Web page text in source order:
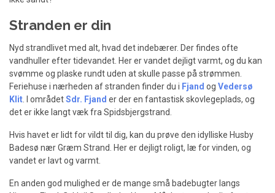
Stranden er din
Nyd strandlivet med alt, hvad det indebærer. Der findes ofte
vandhuller efter tidevandet. Her er vandet dejligt varmt, og du kan
svømme og plaske rundt uden at skulle passe på strømmen.
Feriehuse i nærheden af stranden finder du i Fjand og Vedersø
Klit . I områdetSdr. Fjand er der en fantastisk skovlegeplads, og
det er ikke langt væk fra Spidsbjergstrand.
Hvis havet er lidt for vildt til dig, kan du prøve den idylliske Husby
Badesø nær Græm Strand. Her er dejligt roligt, læ for vinden, og
vandet er lavt og varmt.
En anden god mulighed er de mange små badebugter langs